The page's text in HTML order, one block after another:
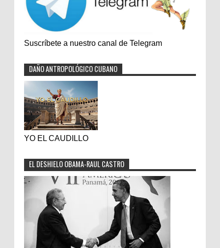
Suscríbete a nuestro canal de Telegram
DAÑO ANTROPOLÓGICO CUBANO
YO EL CAUDILLO
EL DESHIELO OBAMA-RAUL CASTRO